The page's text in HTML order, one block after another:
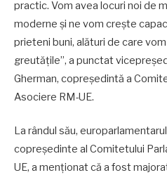
practic. Vom avea locuri noi de
moderne și ne vom crește
prieteni buni, alături de care
greutățile”, a punctat
Gherman, copreședintă a
Asociere RM-UE.
La rândul său,
copreședinte al Comitetului
UE, a menționat că a fost